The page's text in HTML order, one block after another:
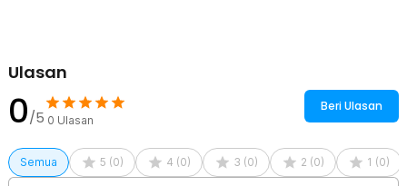
manual maupun menggunakan mesin pencuci piring.
Kelengkapan Produk
1 x Huohou Sendok Sayur Centong Sup Long Handle Soup Ladle
Stainless Steel - HU0167
Ulasan
0/5 0 Ulasan
Beri Ulasan
Semua 5 (0) 4 (0) 3 (0) 2 (0) 1 (0)